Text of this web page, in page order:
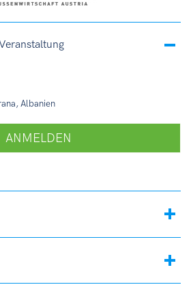
Albanien
ANMELDEN